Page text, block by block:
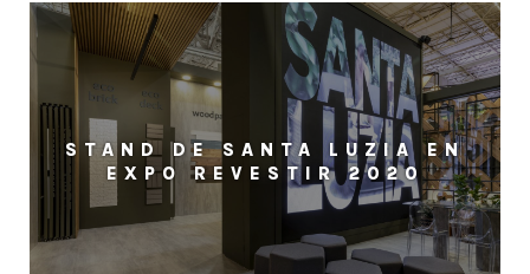
STAND DE SANTA LUZIA EN
EXPO REVESTIR 2020